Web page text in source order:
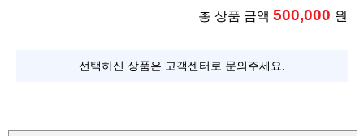
총 상품 금액 500,000 원
선택하신 상품은 고객센터로 문의주세요.